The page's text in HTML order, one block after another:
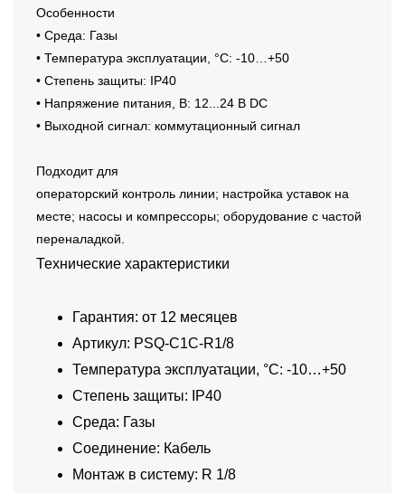
Особенности
• Среда: Газы
• Температура эксплуатации, °C: -10…+50
• Степень защиты: IP40
• Напряжение питания, В: 12...24 В DC
• Выходной сигнал: коммутационный сигнал
Подходит для
операторский контроль линии; настройка уставок на
месте; насосы и компрессоры; оборудование с частой
переналадкой.
Технические характеристики
Гарантия: от 12 месяцев
Артикул: PSQ-C1C-R1/8
Температура эксплуатации, °C: -10…+50
Степень защиты: IP40
Среда: Газы
Соединение: Кабель
Монтаж в систему: R 1/8